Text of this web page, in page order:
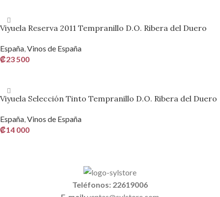
Viyuela Reserva 2011 Tempranillo D.O. Ribera del Duero
España,Vinos de España
₡23 500
Viyuela Selección Tinto Tempranillo D.O. Ribera del Duero
España,Vinos de España
₡14 000
Teléfonos: 22619006